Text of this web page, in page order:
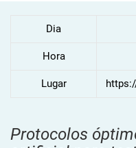
Dia
Hora
Lugar
Protocolos